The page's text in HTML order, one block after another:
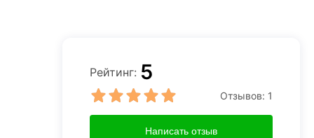
Рейтинг: 5
Отзывов: 1
Написать отзыв